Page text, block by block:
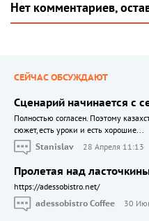
Нет комментариев,
СЕЙЧАС ОБСУЖДАЮТ
Сценарий начинается с
Полностью согласен. Поэтому
сюжет, есть уроки и есть хорошие...
Stanislav
28 Апреля 11:13
Пролетая над
https://adessobistro.net/
adessobistro Coffee
30